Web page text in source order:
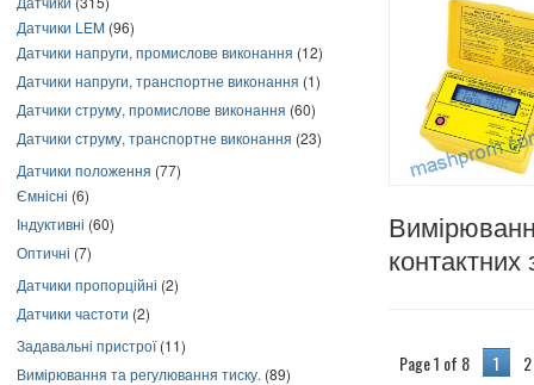
Датчики LEM (96)
Датчики напруги, промислове виконання (12)
Датчики напруги, транспортне виконання (1)
Датчики струму, промислове виконання (60)
Датчики струму, транспортне виконання (23)
Датчики положення (77)
Ємнісні (6)
Індуктивні (60)
Оптичні (7)
Датчики пропорційні (2)
Датчики частоти (2)
Задавальні пристрої(11)
Вимірювання та регулювання тиску. (89)
Page 1 of 8 1 2